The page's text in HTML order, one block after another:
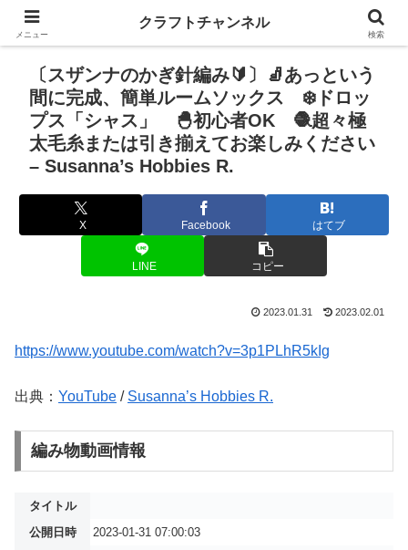
〔スザンナのかぎ針編み🔰〕🧦あっという
間に完成、簡単ルームソックス ❄️ドロッ
プス「シャス」 🐣初心者OK 🧶超々極
太毛糸または引き揃えてお楽しみください
– Susanna’s Hobbies R.
X Facebook はてブ
LINE コピー
2023.01.31 2023.02.01
https://www.youtube.com/watch?v=3p1PLhR5kIg
出典： YouTube / Susanna’s Hobbies R.
編み物動画情報
タイトル
公開日時
2023-01-31 07:00:03
メニュー
クラフトチャンネル
検索